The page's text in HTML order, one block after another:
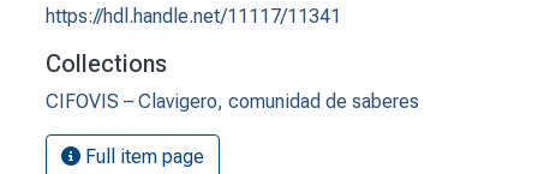
https://hdl.handle.net/11117/11341
Collections
CIFOVIS – Clavigero, comunidad de saberes
Full item page